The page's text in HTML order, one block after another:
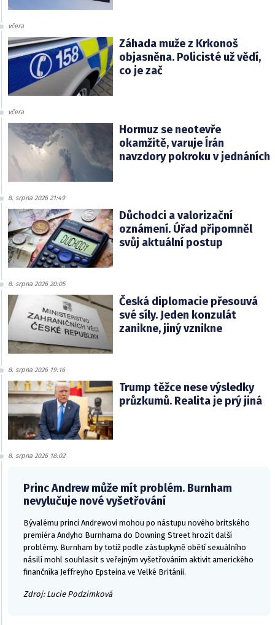
včera
Záhada muže z Krkonoš
objasněna. Policisté už vědí,
co je zač
včera
Hormuz se neotevře
okamžitě, varuje Írán
navzdory pokroku v jednáních
8. srpna 2026 21:49
Důchodci a valorizační
oznámení. Úřad připomněl
svůj aktuální postup
8. srpna 2026 20:05
Česká diplomacie přesouvá
své síly. Jeden konzulát
zanikne, jiný vznikne
8. srpna 2026 19:16
Trump těžce nese výsledky
průzkumů. Realita je prý jiná
8. srpna 2026 18:02
Princ Andrew může mít problém. Burnham
nevylučuje nové vyšetřování
Bývalému princi Andrewovi mohou po nástupu nového britského
premiéra Andyho Burnhama do Downing Street hrozit další
problémy. Burnham by totiž podle zástupkyně obětí sexuálního
násilí mohl souhlasit s veřejným vyšetřováním aktivit amerického
finančníka Jeffreyho Epsteina ve Velké Británii.
Zdroj: Lucie Podzimková